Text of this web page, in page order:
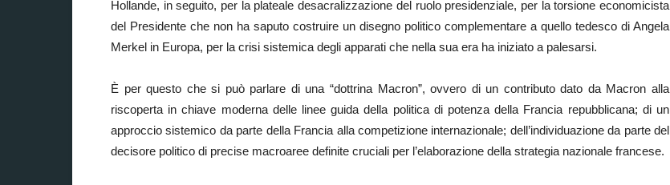
Hollande, in seguito, per la plateale desacralizzazione del ruolo presidenziale, per la torsione economicista
del Presidente che non ha saputo costruire un disegno politico complementare a quello tedesco di Angela
Merkel in Europa, per la crisi sistemica degli apparati che nella sua era ha iniziato a palesarsi.
È per questo che si può parlare di una “dottrina Macron”, ovvero di un contributo dato da Macron alla
riscoperta in chiave moderna delle linee guida della politica di potenza della Francia repubblicana; di un
approccio sistemico da parte della Francia alla competizione internazionale; dell’individuazione da parte del
decisore politico di precise macroaree definite cruciali per l’elaborazione della strategia nazionale francese.